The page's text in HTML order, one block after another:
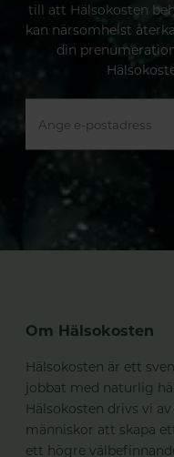
till att Hälsokosten
kan närsomhelst
din
Om Hälsokosten
Hälsokosten är ett
jobbat med naturlig
Hälsokosten drivs vi
människor att skapa
ett högre